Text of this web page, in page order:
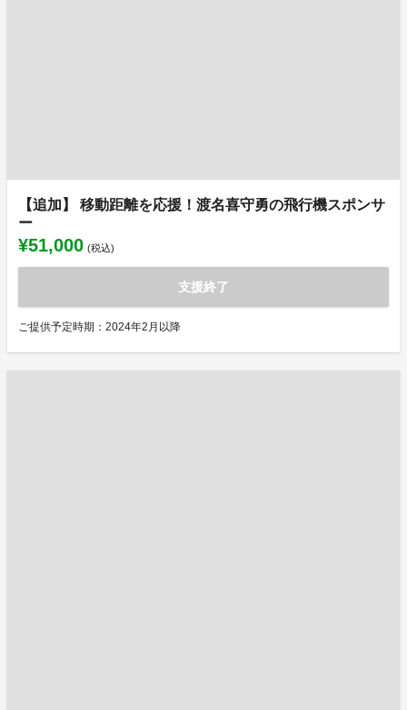
【追加】 移動距離を応援！渡名喜守勇の飛行機スポンサ
ー
¥51,000 (税込)
支援終了
ご提供予定時期：2024年2月以降